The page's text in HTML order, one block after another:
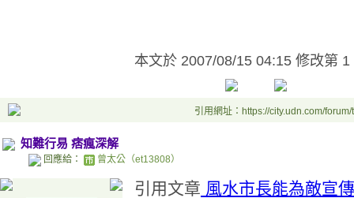
本文於 2007/08/15 04:15 修改第 1
引用網址：https://city.udn.com/
知難行易 痞瘋深解
回應給： 曾太公（et13808）
引用文章 風水市長能為敵宣